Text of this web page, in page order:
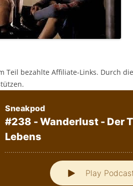
Teil bezahlte Affiliate-Links. Durch